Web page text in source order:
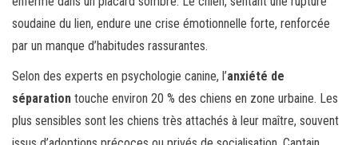
soudaine du lien, endure une crise émotionnelle forte, renforcée
par un manque d’habitudes rassurantes.
Selon des experts en psychologie canine, l’anxiété de
séparation touche environ 20 % des chiens en zone urbaine. Les
plus sensibles sont les chiens très attachés à leur maître, souvent